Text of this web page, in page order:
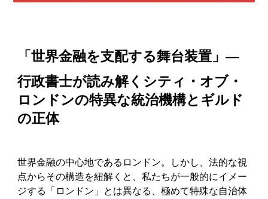
「世界金融を支配する舞台装置」—
行政書士が読み解くシティ・オブ・
ロンドンの特異な統治機構とギルド
の正体
世界金融の中心地であるロンドン。しかし、法的な視
点からその構造を紐解くと、私たちが一般的にイメー
ジする「ロンドン」とは異なる、極めて特殊な自治体